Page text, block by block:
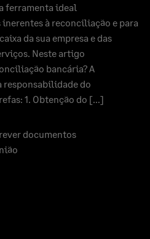
ferramenta ideal
à reconciliação e para
da sua empresa e das
Neste artigo
bancária? A
responsabilidade do
1. Obtenção do […]